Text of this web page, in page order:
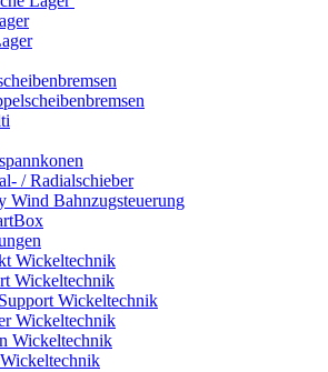
/ Radialschieber
Wind Bahnzugsteuerung
Wickeltechnik
Wickeltechnik
Wickeltechnik
Wickeltechnik
Wickeltechnik